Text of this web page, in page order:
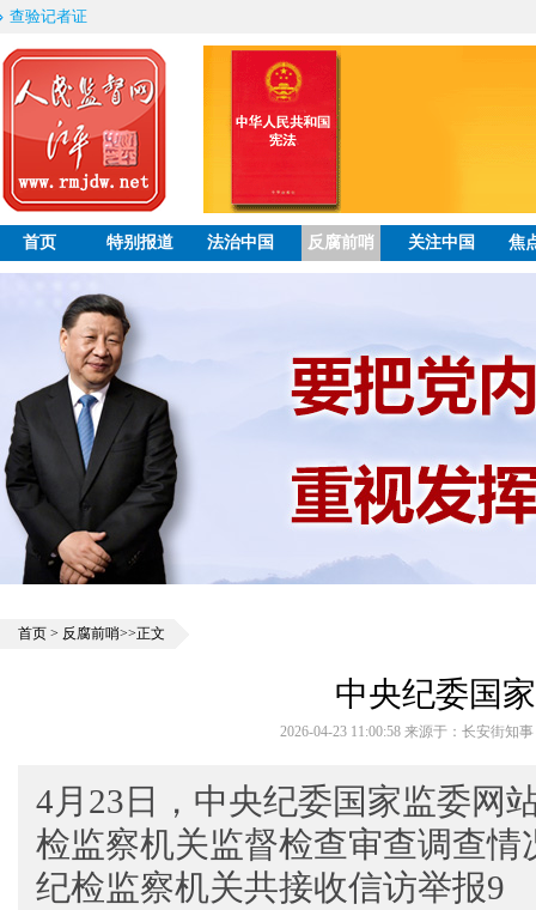
查验记者证
首页 特别报道 法治中国 反腐前哨 关注中国 焦
首页 > 反腐前哨>>正文
中央纪委国
2026-04-23 11:00:58 来源于：长安街知
4月23日，中央纪委国家监委网
检监察机关监督检查审查调查情
纪检监察机关共接收信访举报9